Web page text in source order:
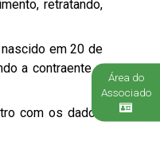
Área do
Associado
retratando,
em 20 de
a contraente a
com os dados